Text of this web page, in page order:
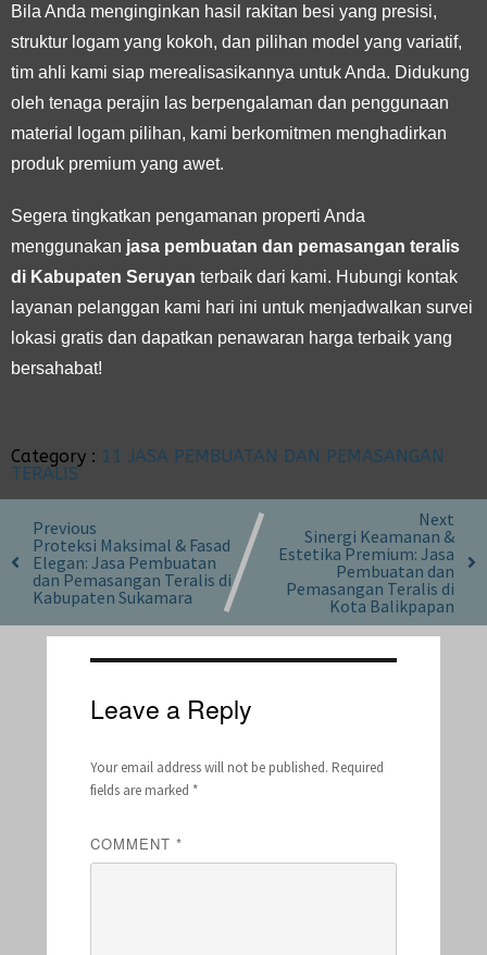
Bila Anda menginginkan hasil rakitan besi yang presisi,
struktur logam yang kokoh, dan pilihan model yang variatif,
tim ahli kami siap merealisasikannya untuk Anda. Didukung
oleh tenaga perajin las berpengalaman dan penggunaan
material logam pilihan, kami berkomitmen menghadirkan
produk premium yang awet.
Segera tingkatkan pengamanan properti Anda
menggunakan jasa pembuatan dan pemasangan teralis
di Kabupaten Seruyan terbaik dari kami. Hubungi kontak
layanan pelanggan kami hari ini untuk menjadwalkan survei
lokasi gratis dan dapatkan penawaran harga terbaik yang
bersahabat!
Category : 11 JASA PEMBUATAN DAN PEMASANGAN
TERALIS
Previous
Proteksi Maksimal & Fasad
Elegan: Jasa Pembuatan
dan Pemasangan Teralis di
Kabupaten Sukamara
Next
Sinergi Keamanan &
Estetika Premium: Jasa
Pembuatan dan
Pemasangan Teralis di
Kota Balikpapan
Leave a Reply
Your email address will not be published. Required
fields are marked *
COMMENT *